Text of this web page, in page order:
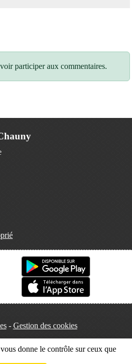
participer aux commentaires.
Gestion des cookies
donne le contrôle sur ceux que